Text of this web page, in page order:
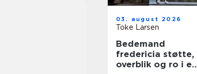
03. august 2026
Toke Larsen
Bedemand
fredericia støtte,
overblik og ro i en